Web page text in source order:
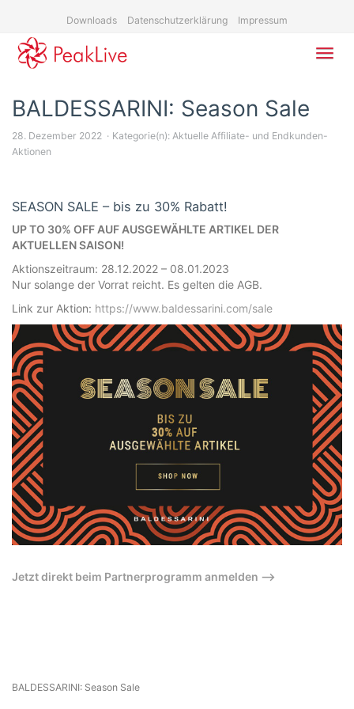
content
Downloads Datenschutzerklärung Impressum
BALDESSARINI: Season Sale
28. Dezember 2022 Kategorie(n): Aktuelle Affiliate- und Endkunden-
Aktionen
SEASON SALE – bis zu 30% Rabatt!
UP TO 30% OFF AUF AUSGEWÄHLTE ARTIKEL DER
AKTUELLEN SAISON!
Aktionszeitraum: 28.12.2022 – 08.01.2023
Nur solange der Vorrat reicht. Es gelten die AGB.
Link zur Aktion: https://www.baldessarini.com/sale
Jetzt direkt beim Partnerprogramm anmelden –>
BALDESSARINI: Season Sale